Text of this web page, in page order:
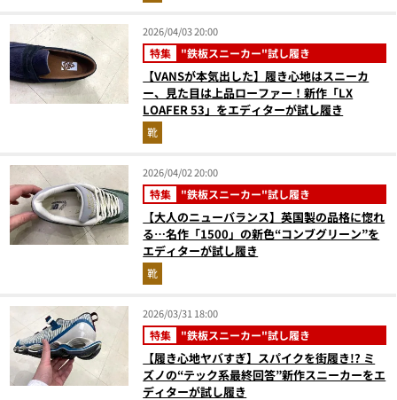
2026/04/03 20:00
特集 "鉄板スニーカー"試し履き
【VANSが本気出した】履き心地はスニーカ
ー、見た目は上品ローファー！新作「LX
LOAFER 53」をエディターが試し履き
靴
2026/04/02 20:00
特集 "鉄板スニーカー"試し履き
【大人のニューバランス】英国製の品格に惚れ
る…名作「1500」の新色“コンブグリーン”を
エディターが試し履き
靴
2026/03/31 18:00
特集 "鉄板スニーカー"試し履き
【履き心地ヤバすぎ】スパイクを街履き!? ミ
ズノの“テック系最終回答”新作スニーカーをエ
ディターが試し履き